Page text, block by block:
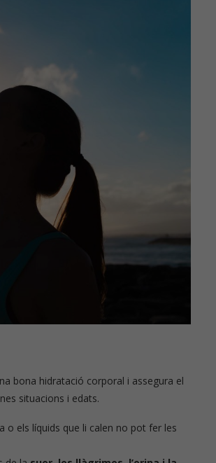
bona hidratació corporal i assegura el
situacions i edats.
o els líquids que li calen no pot fer les